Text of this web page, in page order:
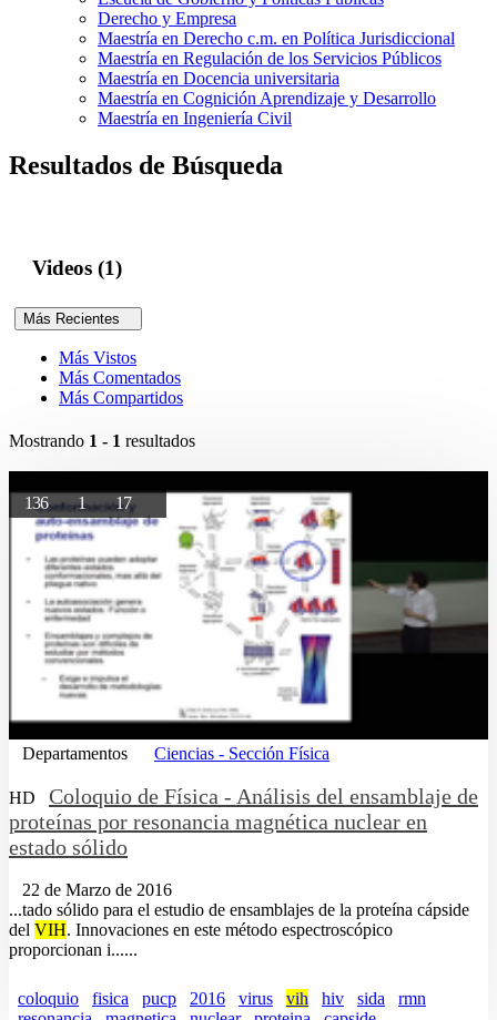
Derecho y Empresa
Maestría en Derecho c.m. en Política Jurisdiccional
Maestría en Regulación de los Servicios Públicos
Maestría en Docencia universitaria
Maestría en Cognición Aprendizaje y Desarrollo
Maestría en Ingeniería Civil
Resultados de Búsqueda
Videos (1)
Más Recientes
Más Vistos
Más Comentados
Más Compartidos
Mostrando 1 - 1 resultados
136117
Departamentos Ciencias - Sección Física
HD
Coloquio de Física - Análisis del ensamblaje de
proteínas por resonancia magnética nuclear en
estado sólido
22 de Marzo de 2016
...tado sólido para el estudio de ensamblajes de la proteína cápside
del VIH. Innovaciones en este método espectroscópico
proporcionan i......
coloquio fisica pucp 2016 virus vih hiv sida
rmn